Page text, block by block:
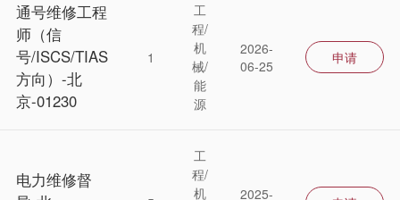
通号维修工程
师（信
号/ISCS/TIAS
方向）-北
京-01230
1
工
程/
机
械/
能
源
2026-
06-25
申请
电力维修督
工
程/
机
2025-